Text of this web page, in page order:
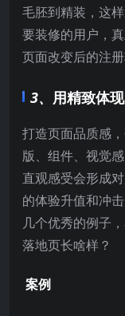
毛胚到精装，这
要装修的用户，
页面改变后的注
3、 用精致体
打造页面品质感
版、组件、视觉
直观感受会形成
的体验升值和冲
几个优秀的例子
落地页长啥样？
案例